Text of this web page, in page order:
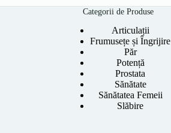
318.00 lei.
Categorii de Produse
Articulații
Frumusețe și Îngrijire
Păr
Potență
Prostata
Sănătate
Sănătatea Femeii
Slăbire